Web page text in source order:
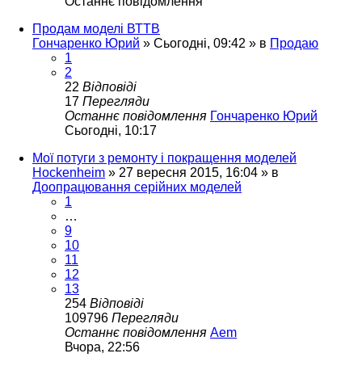
Продам моделі ВТТВ
Гончаренко Юрий » Сьогодні, 09:42 » в Продаю
1
2
22 Відповіді
17 Перегляди
Останнє повідомлення Гончаренко Юрий
Сьогодні, 10:17
Мої потуги з ремонту і покращення моделей
Hockenheim » 27 вересня 2015, 16:04 » в
Доопрацювання серійних моделей
1
…
9
10
11
12
13
254 Відповіді
109796 Перегляди
Останнє повідомлення Aem
Вчора, 22:56